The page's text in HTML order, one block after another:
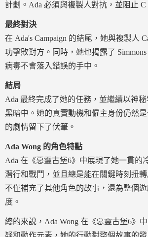
計劃。Ada 必須與複製人對抗，並阻止 C
最終對決
在 Ada's Campaign 的結尾，她與複製人
功擊敗對方。同時，她也揭露了
病毒不會落入錯誤的手中。
結局
Ada 最終完成了她的任務，並繼續以神
黑暗中。她的真實動機和僱主身份仍然
的劇情留下了伏筆。
Ada Wong 的角色特點
Ada 在《惡靈古堡6》中展現了她一貫的
潛行和戰鬥，並且總是能在關鍵時刻扭
不僅補充了其他角色的故事，還為整個
度。
總的來說，Ada Wong 在《惡靈古堡6》
疑和動作元素，她的行動對整個故事的